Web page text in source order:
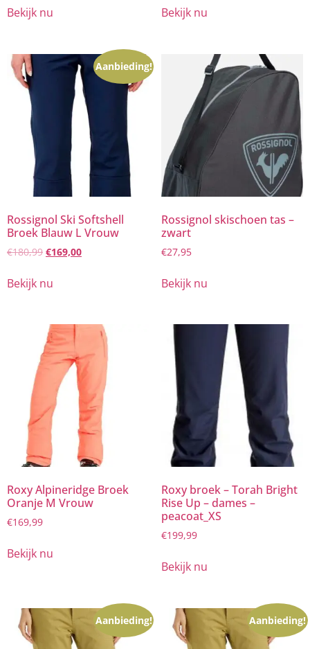
Bekijk nu Bekijk nu
Aanbieding!
Rossignol Ski Softshell
Broek Blauw L Vrouw
€180,99 €169,00
Bekijk nu
Rossignol skischoen tas –
zwart
€27,95
Bekijk nu
Roxy Alpineridge Broek
Oranje M Vrouw
€169,99
Bekijk nu
Roxy broek – Torah Bright
Rise Up – dames –
peacoat_XS
€199,99
Bekijk nu
Aanbieding! Aanbieding!